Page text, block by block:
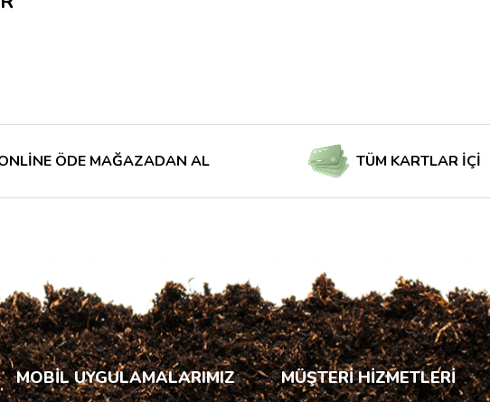
ÖDE MAĞAZADAN AL TÜM KARTLAR İÇİN
MOBİL UYGULAMALARIMIZ MÜŞTERİ HİZMETLERİ